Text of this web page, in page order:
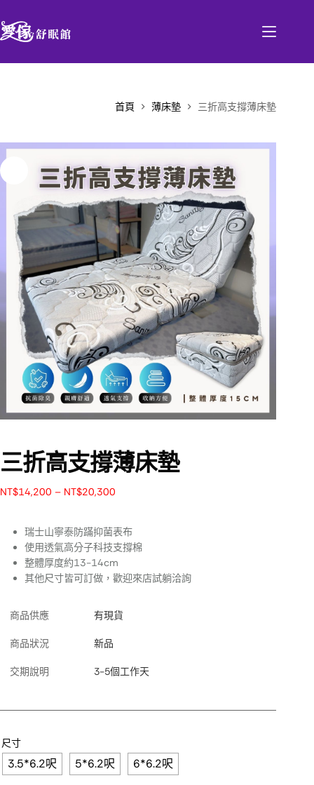
首頁 薄床墊 三折高支撐薄床墊
三折高支撐薄床墊
NT$14,200 – NT$20,300
瑞士山寧泰防蹣抑菌表布
使用透氣高分子科技支撐棉
整體厚度約13-14cm
其他尺寸皆可訂做，歡迎來店試躺洽詢
商品供應 有現貨
商品狀況 新品
交期說明 3-5個工作天
尺寸
3.5*6.2呎 5*6.2呎 6*6.2呎